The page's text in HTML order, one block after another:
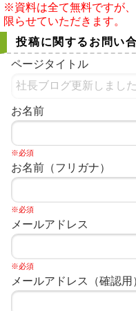
※資料は全て無料ですが
限らせていただきます。
投稿に関するお問い
ページタイトル
お名前
※必須
お名前（フリガナ）
※必須
メールアドレス
※必須
メールアドレス（確認用